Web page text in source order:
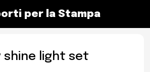
per la Stampa
shine light set